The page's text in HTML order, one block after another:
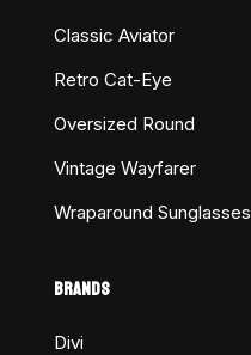
Classic Aviator
Retro Cat-Eye
Oversized Round
Vintage Wayfarer
Wraparound Sunglasses
BRANDS
Divi